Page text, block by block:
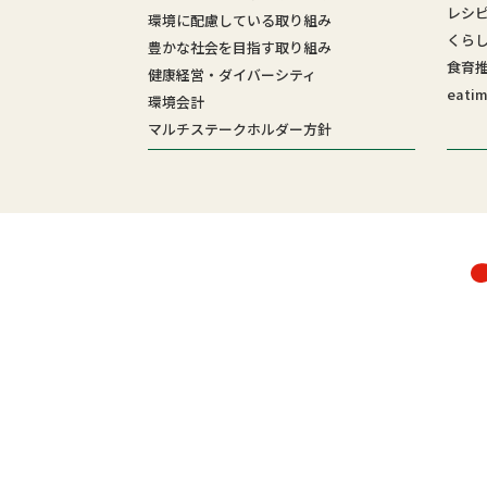
環境に配慮している取り組み
豊かな社会を目指す取り組み
健康経営・ダイバーシティ
環境会計
マルチステークホルダー方針
レシ
くら
食育